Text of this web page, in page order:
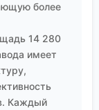
свой
Новые
со 100+
—
более
14 280
имеет
Каждый